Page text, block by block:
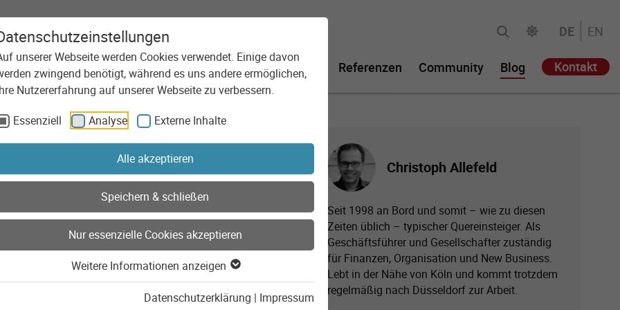
unserer Webseite werden Cookies verwendet. Einige davon
zwingend benötigt, während es uns andere ermöglichen,
Nutzererfahrung auf unserer Webseite zu verbessern.
Essenziell
Analyse Externe Inhalte
Alle akzeptieren
Speichern & schließen
Nur essenzielle Cookies akzeptieren
Weitere Informationen anzeigen
Datenschutzerklärung | Impressum
Agentur Leistungen Technologie Referenzen Community Blog Kontakt
DE EN
Christoph Allefeld
Seit 1998 an Bord und somit – wie zu diesen
Zeiten üblich – typischer Quereinsteiger. Als
Geschäftsführer und Gesellschafter zuständig
für Finanzen, Organisation und New Business.
Lebt in der Nähe von Köln und kommt trotzdem
regelmäßig nach Düsseldorf zur Arbeit.